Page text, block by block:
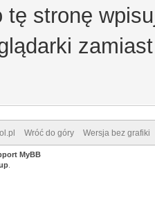
tę stronę
Wróć do góry Wersja bez grafiki
MyBB